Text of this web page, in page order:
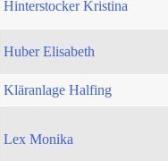
Hinterstocker Kristina
Huber Elisabeth
Kläranlage Halfing
Lex Monika